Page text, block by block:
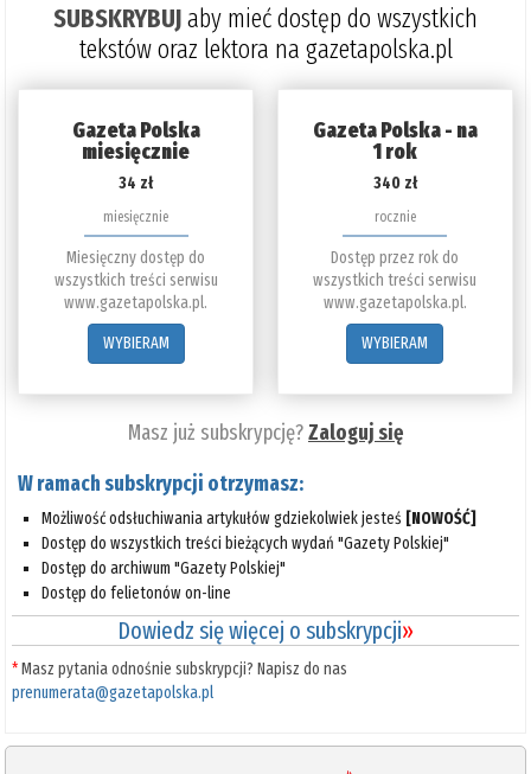
SUBSKRYBUJaby mieć dostęp do wszystkich
tekstów oraz lektora na gazetapolska.pl
Gazeta Polska
miesięcznie
34 zł
miesięcznie
Miesięczny dostęp do
wszystkich treści serwisu
www.gazetapolska.pl.
WYBIERAM
Gazeta Polska - na
1 rok
340 zł
rocznie
Dostęp przez rok do
wszystkich treści serwisu
www.gazetapolska.pl.
WYBIERAM
Masz już subskrypcję?Zaloguj się
W ramach subskrypcji otrzymasz:
Możliwość odsłuchiwania artykułów gdziekolwiek jesteś [NOWOŚĆ]
Dostęp do wszystkich treści bieżących wydań "Gazety Polskiej"
Dostęp do archiwum "Gazety Polskiej"
Dostęp do felietonów on-line
Dowiedz się więcej o subskrypcji»
*Masz pytania odnośnie subskrypcji? Napisz do nas
prenumerata@gazetapolska.pl